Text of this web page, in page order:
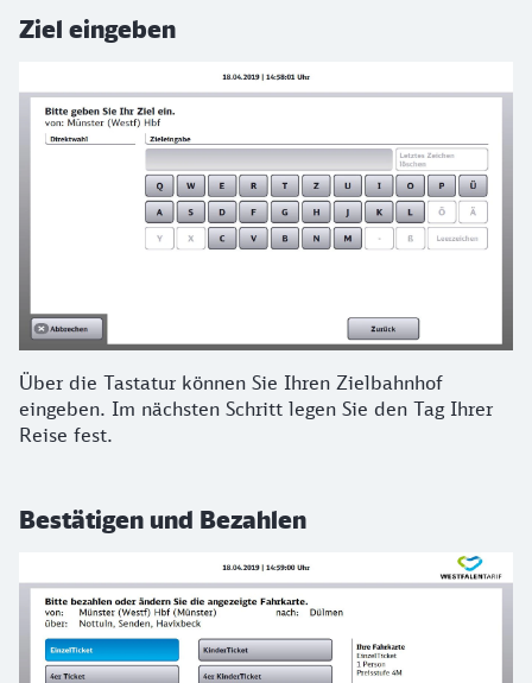
Ziel eingeben
Über die Tastatur können Sie Ihren Zielbahnhof
eingeben. Im nächsten Schritt legen Sie den Tag Ihrer
Reise fest.
Bestätigen und Bezahlen